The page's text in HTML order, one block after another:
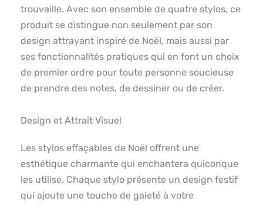
trouvaille. Avec son ensemble de quatre stylos, ce
produit se distingue non seulement par son
design attrayant inspiré de Noël, mais aussi par
ses fonctionnalités pratiques qui en font un choix
de premier ordre pour toute personne soucieuse
de prendre des notes, de dessiner ou de créer.
Design et Attrait Visuel
Les stylos effaçables de Noël offrent une
esthétique charmante qui enchantera quiconque
les utilise. Chaque stylo présente un design festif
qui ajoute une touche de gaieté à votre